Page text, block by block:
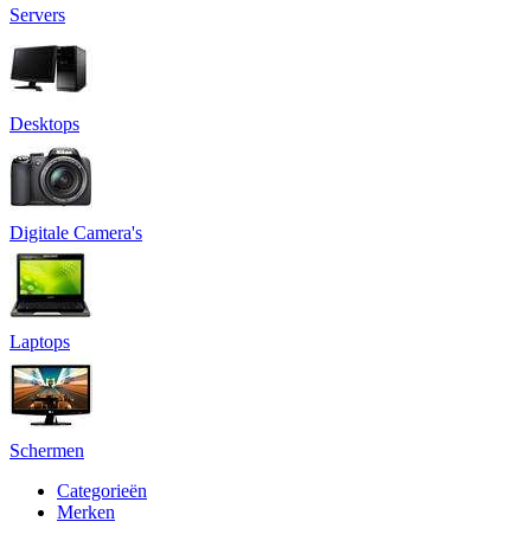
Servers
Desktops
Digitale Camera's
Laptops
Schermen
Categorieën
Merken